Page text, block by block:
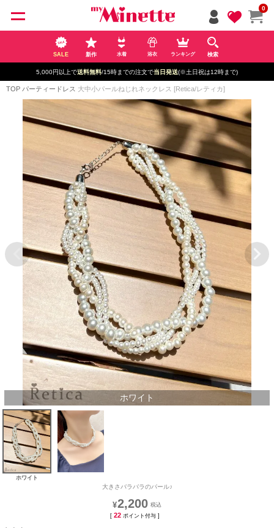
0
SALE 新作 水着 浴衣 ランキング 検索
5,000円以上で送料無料/15時までの注文で当日発送(※土日祝は12時まで)
TOP パーティードレス 大中小パールねじれネックレス [Retica/レティカ]
ホワイト
ホワイト
大きさバラバラのパール♪
¥2,200
[ 22 ポイント付与 ]
ペー
ジト
ップ